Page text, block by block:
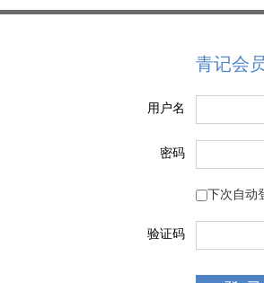
青记会
用户名
密码
下次自动
验证码